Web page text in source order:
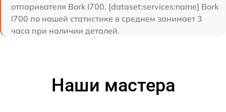
отпаривателя Bork I700. [dataset:services:name] Bork
I700 по нашей статистике в среднем занимает 3
часа при наличии деталей.
Наши мастера